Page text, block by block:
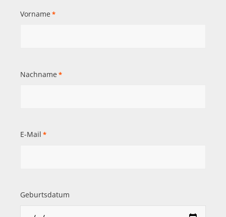
Vorname *
Nachname *
E-Mail *
Geburtsdatum